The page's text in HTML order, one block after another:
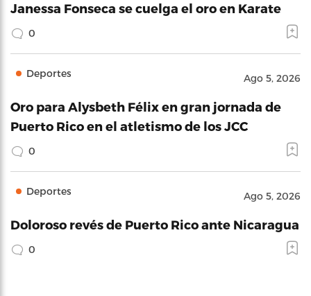
Janessa Fonseca se cuelga el oro en Karate
0
Deportes Ago 5, 2026
Oro para Alysbeth Félix en gran jornada de
Puerto Rico en el atletismo de los JCC
0
Deportes Ago 5, 2026
Doloroso revés de Puerto Rico ante Nicaragua
0